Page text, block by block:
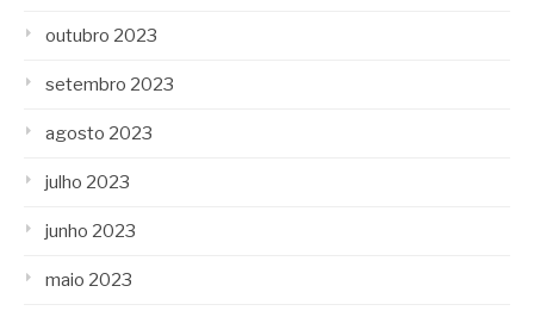
outubro 2023
setembro 2023
agosto 2023
julho 2023
junho 2023
maio 2023